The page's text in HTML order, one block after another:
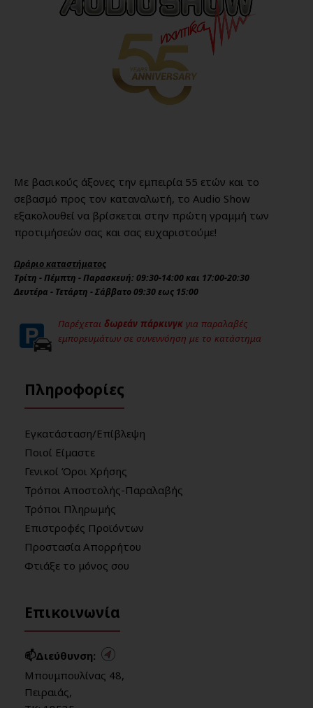
Με βασικούς άξονες την εμπειρία 55 ετών και το
σεβασμό προς τον καταναλωτή, το Audio Show
εξακολουθεί να βρίσκεται στην πρώτη γραμμή των
προτιμήσεών σας και σας ευχαριστούμε!
Ωράριο καταστήματος
Τρίτη - Πέμπτη - Παρασκευή: 09:30-14:00 και 17:00-20:30
Δευτέρα - Τετάρτη - Σάββατο 09:30 εως 15:00
Παρέχεται δωρεάν πάρκινγκ για παραλαβές
εμπορευμάτων σε συνεννόηση με το κατάστημα
Πληροφορίες
Εγκατάσταση/Επίβλεψη
Ποιοί Είμαστε
Γενικοί Όροι Χρήσης
Τρόποι Αποστολής-Παραλαβής
Τρόποι Πληρωμής
Επιστροφές Προϊόντων
Προστασία Απορρήτου
Φτιάξε το μόνος σου
Επικοινωνία
📫Διεύθυνση:
Μπουμπουλίνας 48,
Πειραιάς,